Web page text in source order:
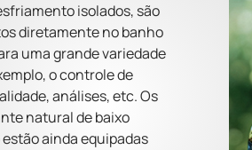
isolados, são
diretamente no banho
uma grande variedade
o controle de
análises, etc. Os
natural de baixo
ainda equipadas